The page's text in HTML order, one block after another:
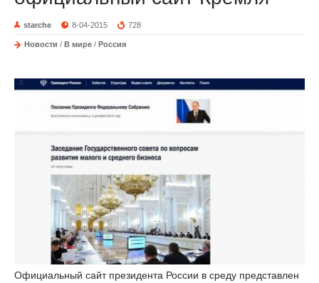
starche 8-04-2015 728
Новости / В мире / Россия
Официальный сайт президента России в среду представлен